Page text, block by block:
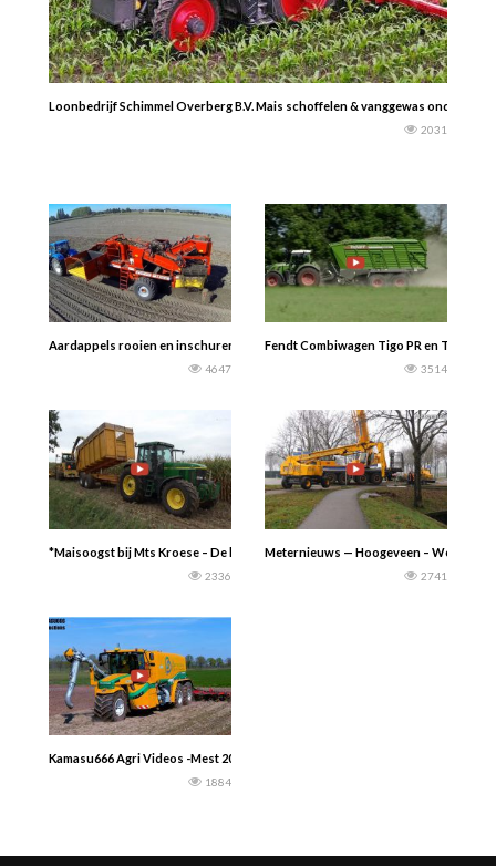
Loonbedrijf Schimmel Overberg B.V. Mais schoffelen & vanggewas
2031
Aardappels rooien en inschuren Grimme SE150-60. -twan vd heijden-
4647
Fendt Combiwagen Tigo PR en Tigo
3514
*Maisoogst bij Mts Kroese – De kanten losmaaien met de New Holland FX450
2336
Meternieuws — Hoogeveen –
2741
Kamasu666 Agri Videos -Mest 2022 – Loonwerker Partoens is in het bezit van
1884